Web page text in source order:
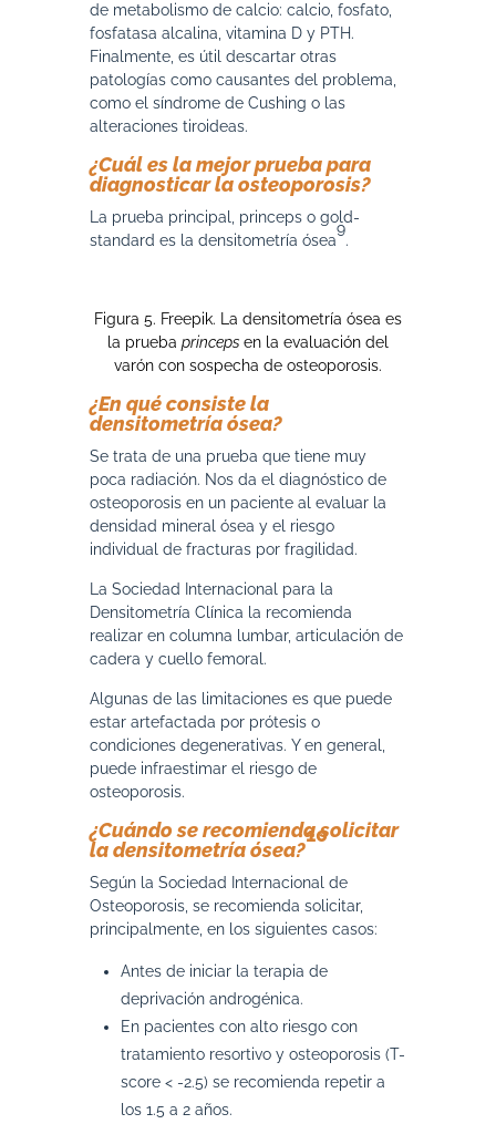
de metabolismo de calcio: calcio, fosfato,
fosfatasa alcalina, vitamina D y PTH.
Finalmente, es útil descartar otras
patologías como causantes del problema,
como el síndrome de Cushing o las
alteraciones tiroideas.
¿Cuál es la mejor prueba para
diagnosticar la osteoporosis?
La prueba principal, princeps o gold-
standard es la densitometría ósea
9
.
Figura 5. Freepik. La densitometría ósea es
la prueba princeps en la evaluación del
varón con sospecha de osteoporosis.
¿En qué consiste la
densitometría ósea?
Se trata de una prueba que tiene muy
poca radiación. Nos da el diagnóstico de
osteoporosis en un paciente al evaluar la
densidad mineral ósea y el riesgo
individual de fracturas por fragilidad.
La Sociedad Internacional para la
Densitometría Clínica la recomienda
realizar en columna lumbar, articulación de
cadera y cuello femoral.
Algunas de las limitaciones es que puede
estar artefactada por prótesis o
condiciones degenerativas. Y en general,
puede infraestimar el riesgo de
osteoporosis.
¿Cuándo se recomienda solicitar
la densitometría ósea?
10
Según la Sociedad Internacional de
Osteoporosis, se recomienda solicitar,
principalmente, en los siguientes casos:
Antes de iniciar la terapia de
deprivación androgénica.
En pacientes con alto riesgo con
tratamiento resortivo y osteoporosis (T-
score < -2.5) se recomienda repetir a
los 1.5 a 2 años.